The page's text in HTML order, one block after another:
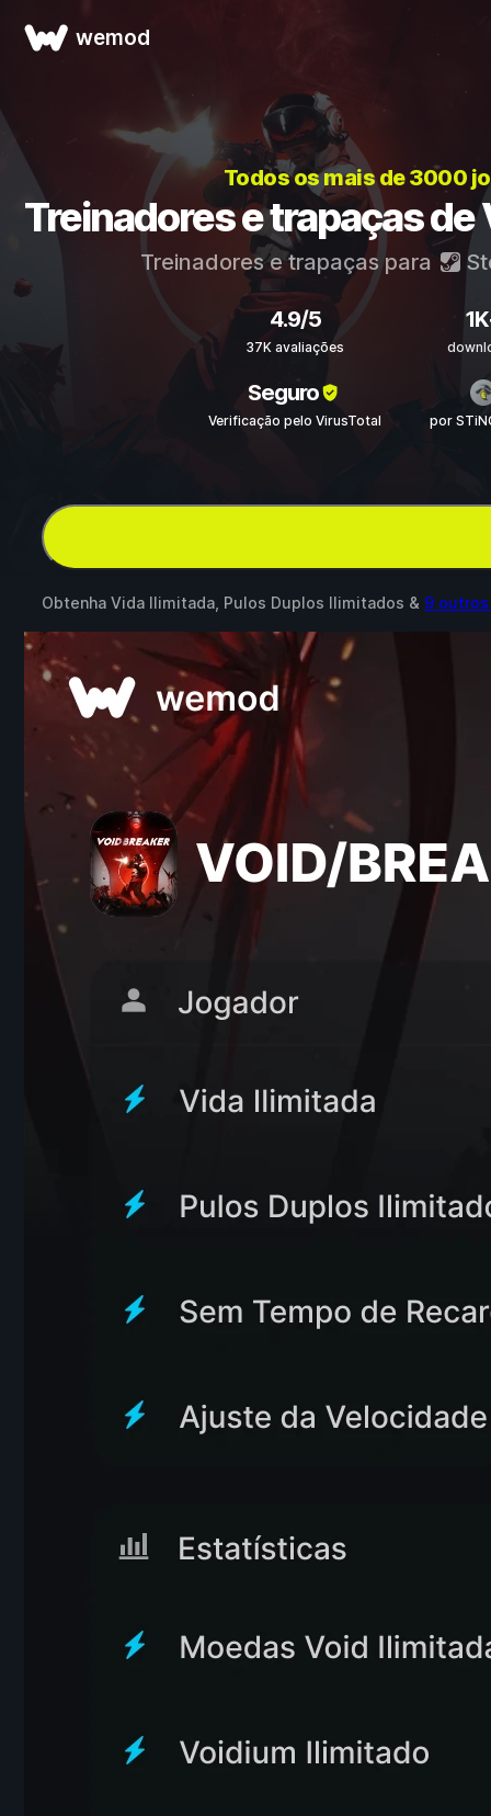
wemod
Todos os mais de 3000
Treinadores e trapaças de
Treinadores e trapaças para
4.9/5
37K avaliações
Seguro
Verificação pelo VirusTotal por
Obtenha Vida Ilimitada, Pulos Duplos Ilimitados & 9